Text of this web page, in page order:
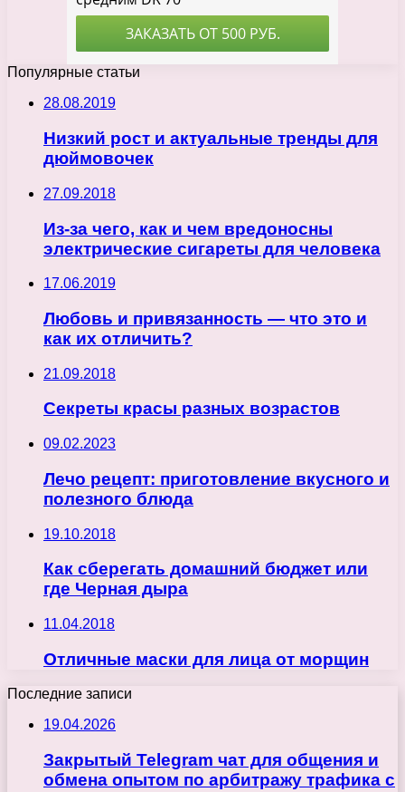
Популярные статьи
28.08.2019
Низкий рост и актуальные тренды для
дюймовочек
27.09.2018
Из-за чего, как и чем вредоносны
электрические сигареты для человека
17.06.2019
Любовь и привязанность — что это и
как их отличить?
21.09.2018
Секреты красы разных возрастов
09.02.2023
Лечо рецепт: приготовление вкусного и
полезного блюда
19.10.2018
Как сберегать домашний бюджет или
где Черная дыра
11.04.2018
Отличные маски для лица от морщин
Последние записи
19.04.2026
Закрытый Telegram чат для общения и
обмена опытом по арбитражу трафика с